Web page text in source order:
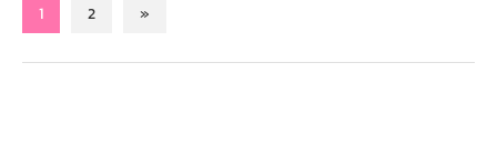
1 2 »